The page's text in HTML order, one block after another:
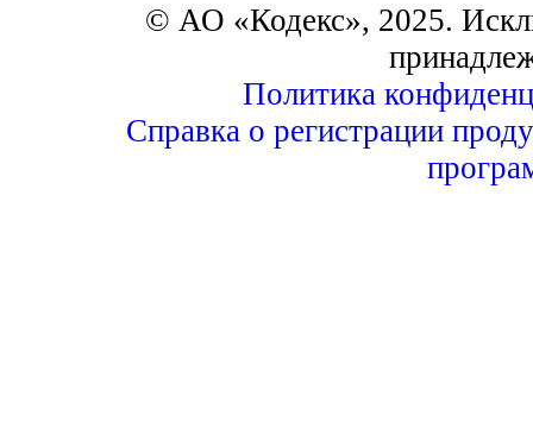
© АО «Кодекс», 2025.
Политика
Справка о регистрации